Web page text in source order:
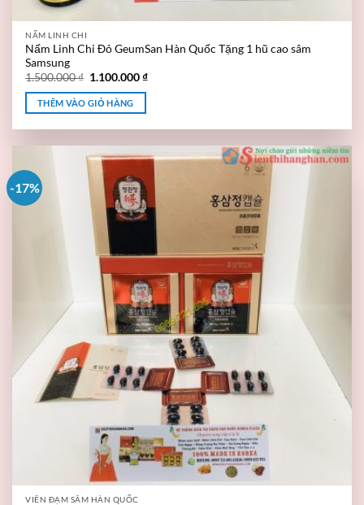
NẤM LINH CHI
Nấm Linh Chi Đỏ GeumSan Hàn Quốc Tặng 1 hũ cao sâm
Samsung
1.500.000₫ 1.100.000₫
THÊM VÀO GIỎ HÀNG
-17%
VIÊN ĐẠM SÂM HÀN QUỐC